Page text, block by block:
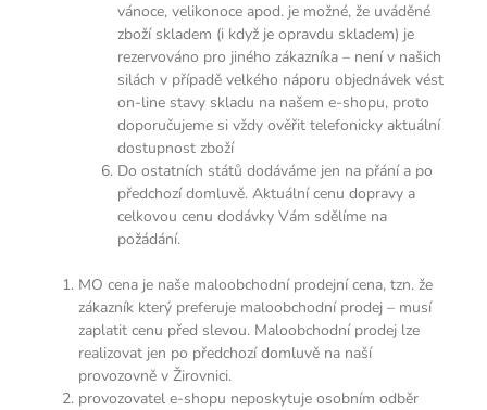
vánoce, velikonoce apod. je možné, že uváděné
zboží skladem (i když je opravdu skladem) je
rezervováno pro jiného zákazníka – není v našich
silách v případě velkého náporu objednávek vést
on-line stavy skladu na našem e-shopu, proto
doporučujeme si vždy ověřit telefonicky aktuální
dostupnost zboží
Do ostatních států dodáváme jen na přání a po
předchozí domluvě. Aktuální cenu dopravy a
celkovou cenu dodávky Vám sdělíme na
požádání.
MO cena je naše maloobchodní prodejní cena, tzn. že
zákazník který preferuje maloobchodní prodej – musí
zaplatit cenu před slevou. Maloobchodní prodej lze
realizovat jen po předchozí domluvě na naší
provozovně v Žirovnici.
provozovatel e-shopu neposkytuje osobním odběr